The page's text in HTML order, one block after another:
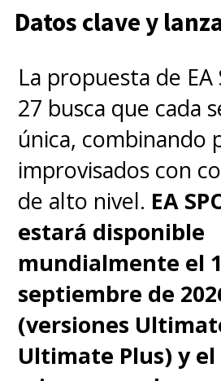
Datos clave y
La propuesta de EA
27 busca que cada
única, combinando
improvisados con
de alto nivel. EA
estará disponible
mundialmente el
septiembre de
(versiones
Ultimate Plus) y el